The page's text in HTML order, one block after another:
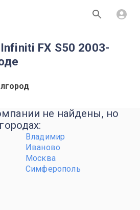
FX S50 2003-
не найдены, но
Владимир
Иваново
Москва
Симферополь